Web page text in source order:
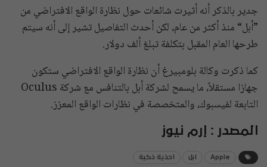
جدير بالذكر أنه أثيرت شائعات حول نظارة الواقع الافتراضي من
”أبل“ منذ أكثر من عام، لكن أحدث التفاصيل تشير إلى أنه سيتم
طرحها العام المقبل بتكلفة تبلغ ألف دولار.
كما ذكرت وكالة بلومبيرغ أن نظارة الواقع الافتراضي ستكون
جهازا مستقلاً، ما يسمح لشركة أبل بالتنافس مع شركة Oculus
التابعة لفيسبوك، والمتخصصة في نظارات الواقع المعزز.
المصدر : إرم نيوز
Apple ابل احذية ذكية